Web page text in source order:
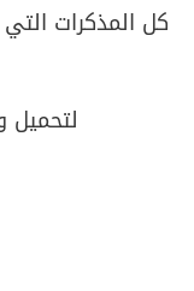
كل المذكرات
لتحميل